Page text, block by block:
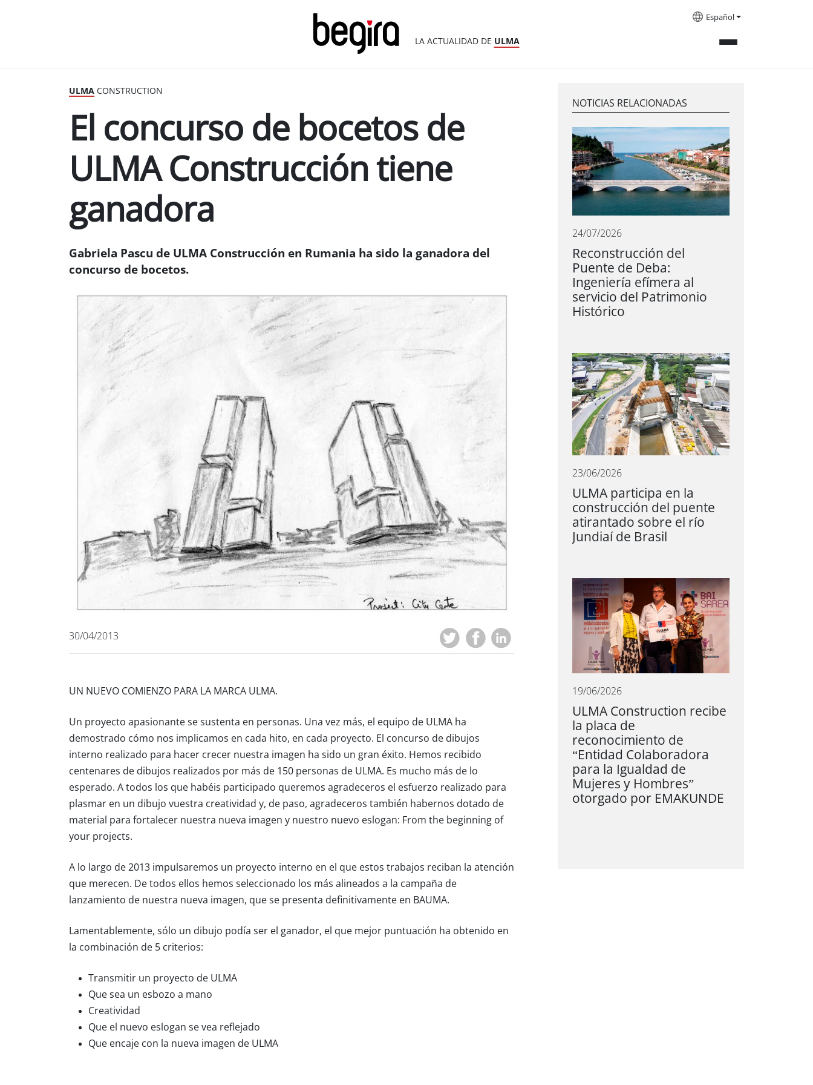
LA ACTUALIDAD DE ULMA
Español
ULMA CONSTRUCTION
El concurso de bocetos de
ULMA Construcción tiene
ganadora
Gabriela Pascu de ULMA Construcción en Rumania ha sido la ganadora del
concurso de bocetos.
30/04/2013
UN NUEVO COMIENZO PARA LA MARCA ULMA.
Un proyecto apasionante se sustenta en personas. Una vez más, el equipo de ULMA ha
demostrado cómo nos implicamos en cada hito, en cada proyecto. El concurso de dibujos
interno realizado para hacer crecer nuestra imagen ha sido un gran éxito. Hemos recibido
centenares de dibujos realizados por más de 150 personas de ULMA. Es mucho más de lo
esperado. A todos los que habéis participado queremos agradeceros el esfuerzo realizado para
plasmar en un dibujo vuestra creatividad y, de paso, agradeceros también habernos dotado de
material para fortalecer nuestra nueva imagen y nuestro nuevo eslogan: From the beginning of
your projects.
A lo largo de 2013 impulsaremos un proyecto interno en el que estos trabajos reciban la atención
que merecen. De todos ellos hemos seleccionado los más alineados a la campaña de
lanzamiento de nuestra nueva imagen, que se presenta definitivamente en BAUMA.
Lamentablemente, sólo un dibujo podía ser el ganador, el que mejor puntuación ha obtenido en
la combinación de 5 criterios:
Transmitir un proyecto de ULMA
Que sea un esbozo a mano
Creatividad
Que el nuevo eslogan se vea reflejado
Que encaje con la nueva imagen de ULMA
NOTICIAS RELACIONADAS
24/07/2026
Reconstrucción del
Puente de Deba:
Ingeniería efímera al
servicio del Patrimonio
Histórico
23/06/2026
ULMA participa en la
construcción del puente
atirantado sobre el río
Jundiaí de Brasil
19/06/2026
ULMA Construction recibe
la placa de
reconocimiento de
“Entidad Colaboradora
para la Igualdad de
Mujeres y Hombres”
otorgado por EMAKUNDE